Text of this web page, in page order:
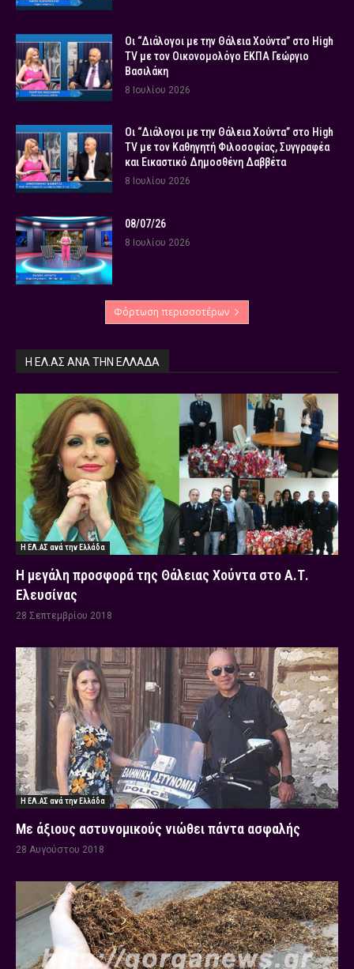
Οι “Διάλογοι με την Θάλεια Χούντα” στο High
TV με τον Οικονομολόγο ΕΚΠΑ Γεώργιο
Βασιλάκη
8 Ιουλίου 2026
Οι “Διάλογοι με την Θάλεια Χούντα” στο High
TV με τον Καθηγητή Φιλοσοφίας, Συγγραφέα
και Εικαστικό Δημοσθένη Δαββέτα
8 Ιουλίου 2026
08/07/26
8 Ιουλίου 2026
Φόρτωση περισσοτέρων
Η ΕΛ.ΑΣ ΑΝΆ ΤΗΝ ΕΛΛΆΔΑ
Η ΕΛ.ΑΣ ανά την Ελλάδα
Η μεγάλη προσφορά της Θάλειας Χούντα στο Α.Τ.
Ελευσίνας
28 Σεπτεμβρίου 2018
Η ΕΛ.ΑΣ ανά την Ελλάδα
Με άξιους αστυνομικούς νιώθει πάντα ασφαλής
28 Αυγούστου 2018